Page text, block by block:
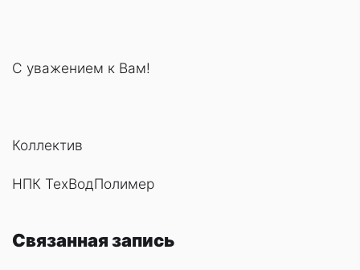
С уважением к Вам!
Коллектив
НПК ТехВодПолимер
Связанная запись